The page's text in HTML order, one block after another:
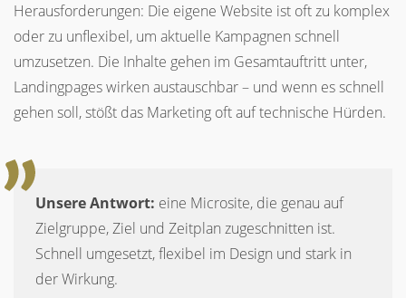
Herausforderungen: Die eigene Website ist oft zu komplex
oder zu unflexibel, um aktuelle Kampagnen schnell
umzusetzen. Die Inhalte gehen im Gesamtauftritt unter,
Landingpages wirken austauschbar – und wenn es schnell
gehen soll, stößt das Marketing oft auf technische Hürden.
Unsere Antwort: eine Microsite, die genau auf
Zielgruppe, Ziel und Zeitplan zugeschnitten ist.
Schnell umgesetzt, flexibel im Design und stark in
der Wirkung.